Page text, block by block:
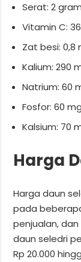
Serat: 2 gram
Vitamin C:
Zat besi: 0,8
Kalium: 290
Natrium: 60
Fosfor: 60 mg
Kalsium: 70
Harga
Harga daun
pada
penjualan,
daun seledri
Rp 20.000